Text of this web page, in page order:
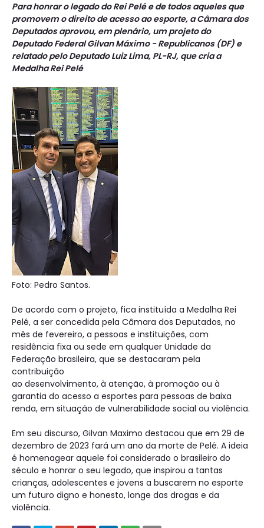
Para honrar o legado do Rei Pelé e de todos aqueles que
promovem o direito de acesso ao esporte, a Câmara dos
Deputados aprovou, em plenário, um projeto do
Deputado Federal Gilvan Máximo - Republicanos (DF) e
relatado pelo Deputado Luiz Lima, PL-RJ, que cria a
Medalha Rei Pelé
Foto: Pedro Santos.
De acordo com o projeto, fica instituída a Medalha Rei
Pelé, a ser concedida pela Câmara dos Deputados, no
mês de fevereiro, a pessoas e instituições, com
residência fixa ou sede em qualquer Unidade da
Federação brasileira, que se destacaram pela
contribuição
ao desenvolvimento, à atenção, à promoção ou à
garantia do acesso a esportes para pessoas de baixa
renda, em situação de vulnerabilidade social ou violência.
Em seu discurso, Gilvan Maximo destacou que em 29 de
dezembro de 2023 fará um ano da morte de Pelé. A ideia
é homenagear aquele foi considerado o brasileiro do
século e honrar o seu legado, que inspirou a tantas
crianças, adolescentes e jovens a buscarem no esporte
um futuro digno e honesto, longe das drogas e da
violência.